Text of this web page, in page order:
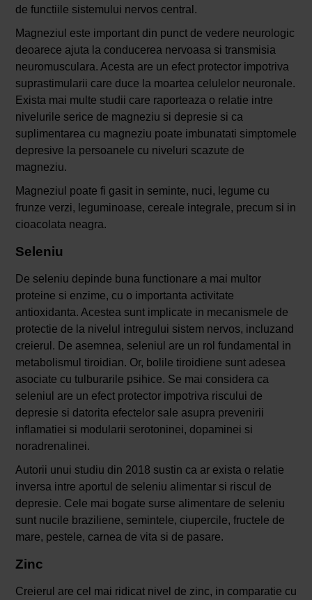
de functiile sistemului nervos central.
Magneziul este important din punct de vedere neurologic
deoarece ajuta la conducerea nervoasa si transmisia
neuromusculara. Acesta are un efect protector impotriva
suprastimularii care duce la moartea celulelor neuronale.
Exista mai multe studii care raporteaza o relatie intre
nivelurile serice de magneziu si depresie si ca
suplimentarea cu magneziu poate imbunatati simptomele
depresive la persoanele cu niveluri scazute de
magneziu.
Magneziul poate fi gasit in seminte, nuci, legume cu
frunze verzi, leguminoase, cereale integrale, precum si in
cioacolata neagra.
Seleniu
De seleniu depinde buna functionare a mai multor
proteine si enzime, cu o importanta activitate
antioxidanta. Acestea sunt implicate in mecanismele de
protectie de la nivelul intregului sistem nervos, incluzand
creierul. De asemnea, seleniul are un rol fundamental in
metabolismul tiroidian. Or, bolile tiroidiene sunt adesea
asociate cu tulburarile psihice. Se mai considera ca
seleniul are un efect protector impotriva riscului de
depresie si datorita efectelor sale asupra prevenirii
inflamatiei si modularii serotoninei, dopaminei si
noradrenalinei.
Autorii unui studiu din 2018 sustin ca ar exista o relatie
inversa intre aportul de seleniu alimentar si riscul de
depresie. Cele mai bogate surse alimentare de seleniu
sunt nucile braziliene, semintele, ciupercile, fructele de
mare, pestele, carnea de vita si de pasare.
Zinc
Creierul are cel mai ridicat nivel de zinc, in comparatie cu